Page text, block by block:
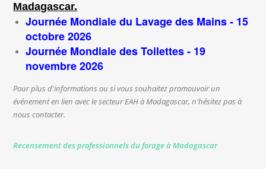
Madagascar.
Journée Mondiale du Lavage des Mains - 15
octobre 2026
Journée Mondiale des Toilettes - 19
novembre 2026
Pour plus d'informations ou si vous souhaitez promouvoir un
événement en lien avec le secteur EAH à Madagascar, n'hésitez pas à
nous contacter.
Recensement des professionnels du forage à Madagascar